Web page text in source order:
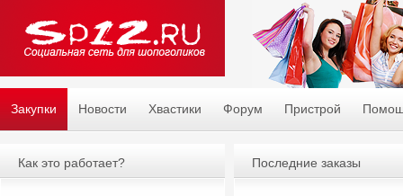
Закупки Новости Хвастики Форум Пристрой
Последние заказы
Как это работает?